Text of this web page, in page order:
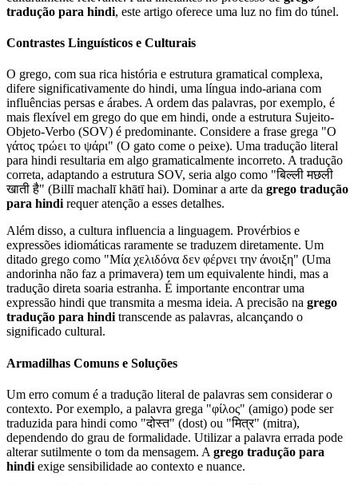
tradução para hindi, este artigo oferece uma luz no fim do túnel.
Contrastes Linguísticos e Culturais
O grego, com sua rica história e estrutura gramatical complexa,
difere significativamente do hindi, uma língua indo-ariana com
influências persas e árabes. A ordem das palavras, por exemplo, é
mais flexível em grego do que em hindi, onde a estrutura Sujeito-
Objeto-Verbo (SOV) é predominante. Considere a frase grega "Ο
γάτος τρώει το ψάρι" (O gato come o peixe). Uma tradução literal
para hindi resultaria em algo gramaticalmente incorreto. A tradução
correta, adaptando a estrutura SOV, seria algo como "बिल्ली मछली
खाती है" (Billī machalī khātī hai). Dominar a arte da grego tradução
para hindi requer atenção a esses detalhes.
Além disso, a cultura influencia a linguagem. Provérbios e
expressões idiomáticas raramente se traduzem diretamente. Um
ditado grego como "Μία χελιδόνα δεν φέρνει την άνοιξη" (Uma
andorinha não faz a primavera) tem um equivalente hindi, mas a
tradução direta soaria estranha. É importante encontrar uma
expressão hindi que transmita a mesma ideia. A precisão na grego
tradução para hindi transcende as palavras, alcançando o
significado cultural.
Armadilhas Comuns e Soluções
Um erro comum é a tradução literal de palavras sem considerar o
contexto. Por exemplo, a palavra grega "φίλος" (amigo) pode ser
traduzida para hindi como "दोस्त" (dost) ou "मित्र" (mitra),
dependendo do grau de formalidade. Utilizar a palavra errada pode
alterar sutilmente o tom da mensagem. A grego tradução para
hindi exige sensibilidade ao contexto e nuance.